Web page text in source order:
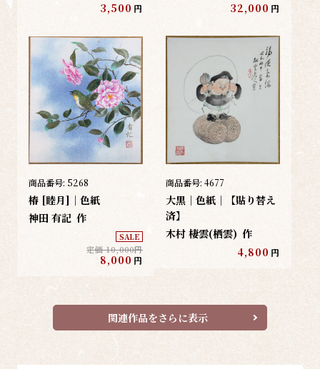
3,500 円
32,000 円
商品番号: 5268
椿 [睦月]｜色紙
神田 有記 作
SALE
定価 10,000円
8,000 円
商品番号: 4677
大黒｜色紙｜【貼り替え
済】
木村 棲雲(栖雲) 作
4,800 円
関連作品をさらに表示